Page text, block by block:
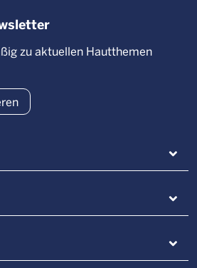
zu aktuellen Hautthemen